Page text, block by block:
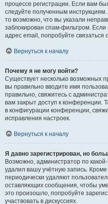
процессе регистрации. Если вам
следуйте полученным
то возможно, что вы указали
заблокирован спам-фильтром.
адрес email, попробуйте связаться
Вернуться к началу
Почему я не могу войти?
Существует несколько возможных
вы правильно вводите имя
правильно, свяжитесь с
вам закрыт доступ к конференции.
в конфигурации конференции,
исправления настроек.
Вернуться к началу
Я давно зарегистрирован, но
Возможно, администратор по
удалил вашу учётную запись.
периодически удаляют
оставляющих сообщения, чтобы
это произошло, попробуйте
участвовать в дискуссиях.